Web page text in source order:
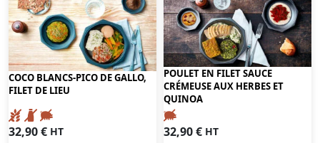
COCO BLANCS-PICO DE GALLO,
FILET DE LIEU
32,90€ HT
POULET EN FILET SAUCE
CRÉMEUSE AUX HERBES ET
QUINOA
32,90€ HT